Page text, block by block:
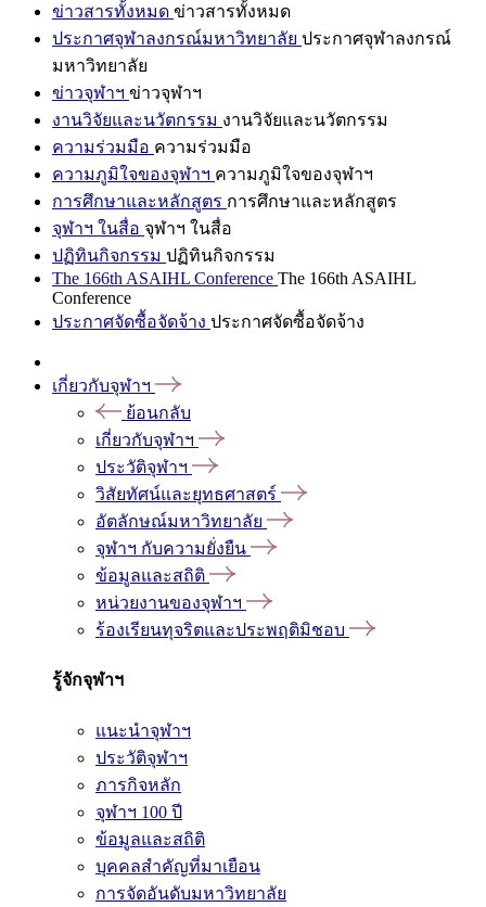
ข่าวสารทั้งหมด ข่าวสารทั้งหมด
ประกาศจุฬาลงกรณ์มหาวิทยาลัย ประกาศจุฬาลงกรณ์
มหาวิทยาลัย
ข่าวจุฬาฯ ข่าวจุฬาฯ
งานวิจัยและนวัตกรรม งานวิจัยและนวัตกรรม
ความร่วมมือ ความร่วมมือ
ความภูมิใจของจุฬาฯ ความภูมิใจของจุฬาฯ
การศึกษาและหลักสูตร การศึกษาและหลักสูตร
จุฬาฯ ในสื่อ จุฬาฯ ในสื่อ
ปฏิทินกิจกรรม ปฏิทินกิจกรรม
The 166th ASAIHL Conference The 166th ASAIHL
Conference
ประกาศจัดซื้อจัดจ้าง ประกาศจัดซื้อจัดจ้าง
เกี่ยวกับจุฬาฯ
ย้อนกลับ
เกี่ยวกับจุฬาฯ
ประวัติจุฬาฯ
วิสัยทัศน์และยุทธศาสตร์
อัตลักษณ์มหาวิทยาลัย
จุฬาฯ กับความยั่งยืน
ข้อมูลและสถิติ
หน่วยงานของจุฬาฯ
ร้องเรียนทุจริตและประพฤติมิชอบ
รู้จักจุฬาฯ
แนะนำจุฬาฯ
ประวัติจุฬาฯ
ภารกิจหลัก
จุฬาฯ 100 ปี
ข้อมูลและสถิติ
บุคคลสำคัญที่มาเยือน
การจัดอันดับมหาวิทยาลัย